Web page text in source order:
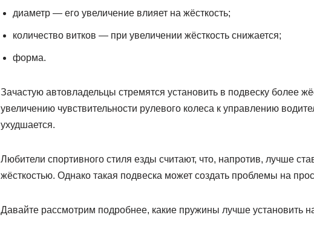
диаметр — его увеличение влияет на жёсткость;
количество витков — при увеличении жёсткость снижается;
форма.
Зачастую автовладельцы стремятся установить в подвеску более
увеличению чувствительности рулевого колеса к управлению
ухудшается.
Любители спортивного стиля езды считают, что, напротив, лучше
жёсткостью. Однако такая подвеска может создать проблемы на
Давайте рассмотрим подробнее, какие пружины лучше установить